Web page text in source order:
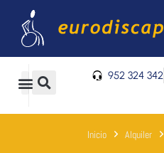
contenido
0
Carrito 952 324 342
Inicio Alquiler